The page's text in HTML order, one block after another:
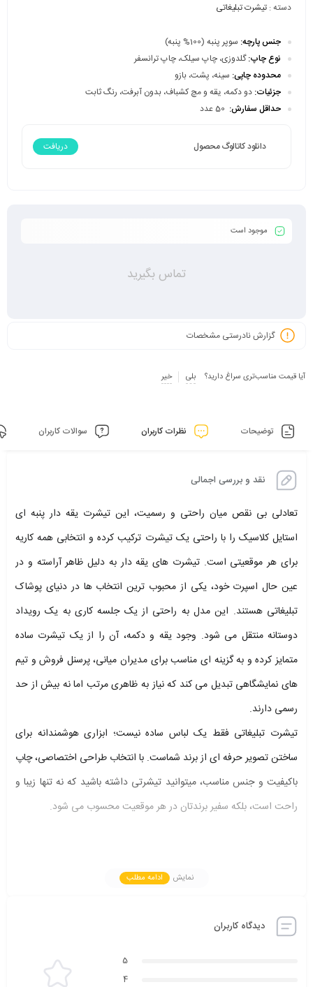
دسته : تیشرت تبلیغاتی
جنس پارچه: سوپر پنبه (100% پنبه)
نوع چاپ:گلدوزی، چاپ سیلک، چاپ ترانسفر
محدوده چاپی: سینه، پشت، بازو
جزئیات: دو دکمه، یقه و مچ کشباف، بدون آبرفت، رنگ ثابت
حداقل سفارش:
دانلود کاتالوگ محصول دریافت
موجود است
تماس بگیرید
گزارش نادرستی مشخصات
آیا قیمت مناسب‌تری سراغ دارید؟ بلی خیر
توضیحات نظرات کاربران سوالات کاربران
نقد و بررسی اجمالی
تعادلی بی نقص میان راحتی و رسمیت، این تیشرت یقه دار پنبه ای
استایل کلاسیک را با راحتی یک تیشرت ترکیب کرده و انتخابی همه کاریه
برای هر موقعیتی است. تیشرت های یقه دار به دلیل ظاهر آراسته و در
عین حال اسپرت خود، یکی از محبوب ترین انتخاب ها در دنیای پوشاک
تبلیغاتی هستند. این مدل به راحتی از یک جلسه کاری به یک رویداد
دوستانه منتقل می شود. وجود یقه و دکمه، آن را از یک تیشرت ساده
متمایز کرده و به گزینه ای مناسب برای مدیران میانی، پرسنل فروش و تیم
های نمایشگاهی تبدیل می کند که نیاز به ظاهری مرتب اما نه بیش از حد
رسمی دارند.
تیشرت تبلیغاتی فقط یک لباس ساده نیست؛ ابزاری هوشمندانه برای
ساختن تصویر حرفه­ ای از برند شماست. با انتخاب طراحی اختصاصی، چاپ
باکیفیت و جنس مناسب، می­توانید تیشرتی داشته باشید که نه تنها زیبا و
راحت است، بلکه سفیر برندتان در هر موقعیت محسوب می­ شود.
سریع ترین زمان، تیشرت تبلیغاتی اختصاصی خود را تحویل بگیرید.
ما با تکیه بر تجربه و تخصص در تولید انواع تیشرت
تبلیغاتی، تلاش می­ کنیم تا هر طرح، رنگ و چاپ، دقیقا مطابق با هویت
نمایش ادامه مطلب
دیدگاه کاربران
5
4